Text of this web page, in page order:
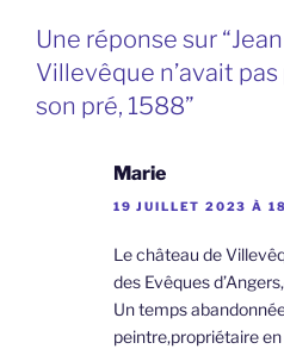
Une réponse sur
Villevêque n’avait
son pré, 1588”
Marie
19 JUILLET 2023 À
Le château de
des Evêques
Un temps
peintre,propriétaire